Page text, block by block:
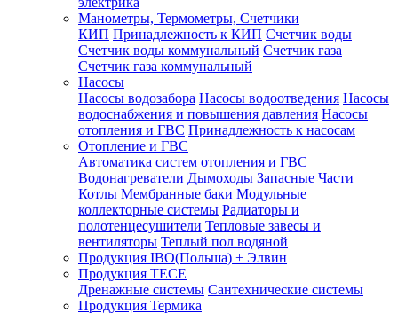
Манометры, Термометры, Счетчики
КИП Принадлежность к КИП Счетчик воды
Счетчик воды коммунальный Счетчик газа
Счетчик газа коммунальный
Насосы
Насосы водозабора Насосы водоотведения Насосы
водоснабжения и повышения давления Насосы
отопления и ГВС Принадлежность к насосам
Отопление и ГВС
Автоматика систем отопления и ГВС
Водонагреватели Дымоходы Запасные Части
Котлы Мембранные баки Модульные
коллекторные системы Радиаторы и
полотенцесушители Тепловые завесы и
вентиляторы Теплый пол водяной
Продукция IBO(Польша) + Элвин
Продукция TECE
Дренажные системы Сантехнические системы
Продукция Термика